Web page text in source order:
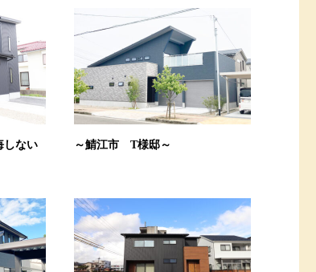
しない
～鯖江市 T様邸～